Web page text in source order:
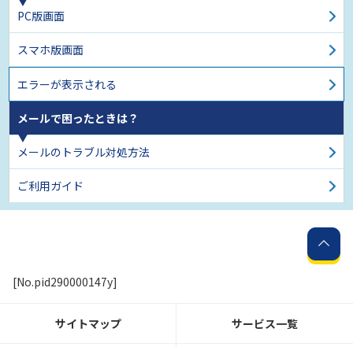
PC版画面
スマホ版画面
エラーが表示される
メールで困ったときは？
メールのトラブル対処方法
ご利用ガイド
[No.pid290000147y]
サイトマップ サービス一覧